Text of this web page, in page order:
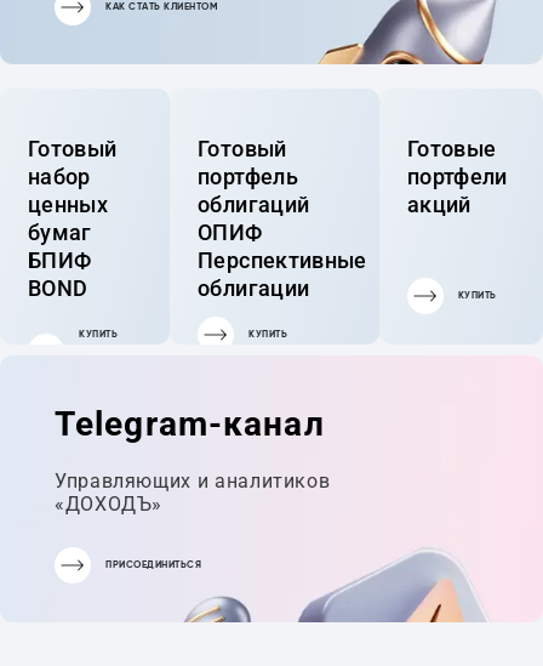
КАК СТАТЬ КЛИЕНТОМ
Готовый
набор
ценных
бумаг
БПИФ
BOND
КУПИТЬ
Готовый
портфель
облигаций
ОПИФ
Перспективные
облигации
КУПИТЬ
Готовые
портфели
акций
КУПИТЬ
Telegram-канал
Управляющих и аналитиков
«ДОХОДЪ»
ПРИСОЕДИНИТЬСЯ